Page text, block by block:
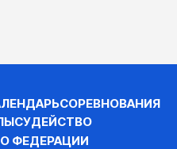
СОРЕВНОВАНИЯ
СУДЕЙСТВО
О ФЕДЕРАЦИИ